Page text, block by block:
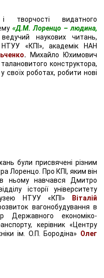
видатного
«Д.М. Лоренцо – людина,
наукових читань,
«КПІ», академік НАН
. Михайло Юхимович
конструктора,
своїх роботах, робити нові
були присвячені різним
Лоренцо. Про КПІ, яким він
ньому навчався Дмитро
історії університету
НТУУ «КПІ»
Віталій
вагонобудування в
Державного економіко-
керівник «Центру
ім. О.П. Бородіна» Олег